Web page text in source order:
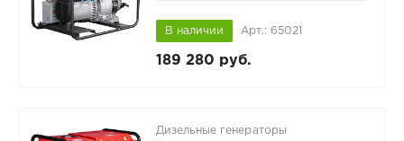
189 280 руб.
В наличии Арт.: 65021
Дизельные генераторы